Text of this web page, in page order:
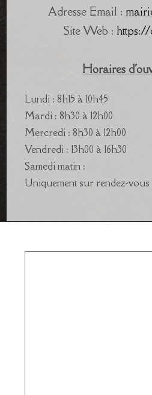
Adresse Email :
Site Web :
Horaires
Lundi : 8h15 à 10h45
Mardi : 8h30 à 12h00
Mercredi : 8h30 à 12h00
Vendredi : 13h00 à 16h30
Samedi matin :
Uniquement sur rendez-vous